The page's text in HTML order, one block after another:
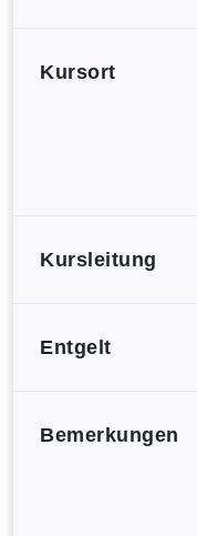
Kursort
Kursleitung
Entgelt
Bemerkungen